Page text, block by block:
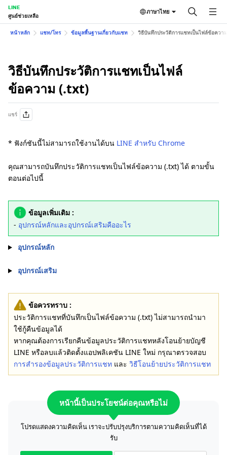
LINE
ศูนย์ช่วยเหลือ
ภาษาไทย
หน้าหลัก แชท/โทร ข้อมูลพื้นฐานเกี่ยวกับแชท วิธีบันทึกประวัติการแชทเป็นไฟล์ข้อควา
วิธีบันทึกประวัติการแชทเป็นไฟล์
ข้อความ (.txt)
แชร์
* ฟังก์ชันนี้ไม่สามารถใช้งานได้บน LINE สำหรับ Chrome
คุณสามารถบันทึกประวัติการแชทเป็นไฟล์ข้อความ (.txt) ได้ ตามขั้น
ตอนต่อไปนี้
ข้อมูลเพิ่มเติม :
- อุปกรณ์หลักและอุปกรณ์เสริมคืออะไร
อุปกรณ์หลัก
อุปกรณ์เสริม
ข้อควรทราบ :
ประวัติการแชทที่บันทึกเป็นไฟล์ข้อความ (.txt) ไม่สามารถนำมา
ใช้กู้คืนข้อมูลได้
หากคุณต้องการเรียกคืนข้อมูลประวัติการแชทหลังโอนย้ายบัญชี
LINE หรือลบแล้วติดตั้งแอปพลิเคชัน LINE ใหม่ กรุณาตรวจสอบ
การสำรองข้อมูลประวัติการแชท และ วิธีโอนย้ายประวัติการแชท
หน้านี้เป็นประโยชน์ต่อคุณหรือไม่
โปรดแสดงความคิดเห็น เราจะปรับปรุงบริการตามความคิดเห็นที่ได้
รับ